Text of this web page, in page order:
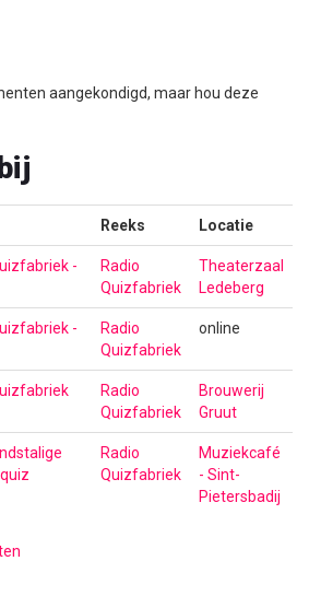
aangekondigd, maar hou deze
Reeks Locatie
-
Radio
Quizfabriek
Theaterzaal
Ledeberg
-
Radio
Quizfabriek
online
Radio
Quizfabriek
Brouwerij
Gruut
Radio
Quizfabriek
Muziekcafé
- Sint-
Pietersbadij